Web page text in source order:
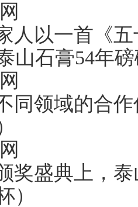
人以一首《
山石膏54年
同领域的合
奖盛典上，
）